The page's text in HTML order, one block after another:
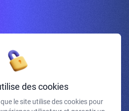
à la newsletter
des cookies
le site utilise des cookies pour